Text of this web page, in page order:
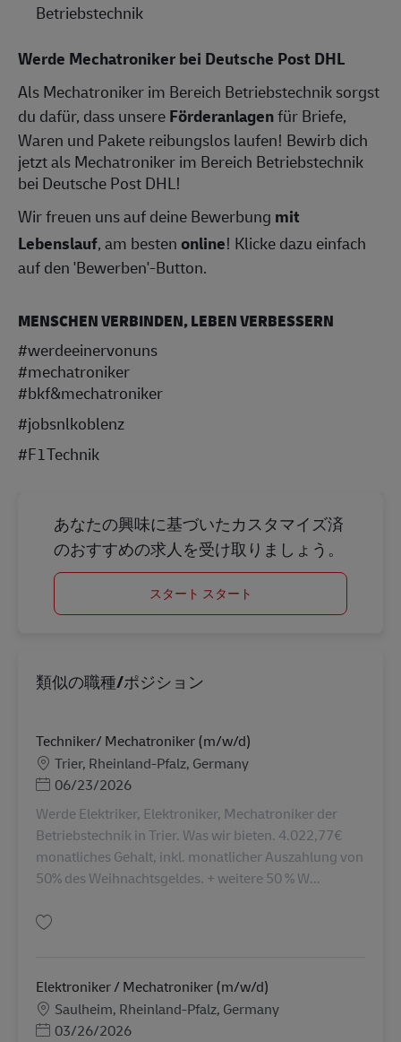
Betriebstechnik
Werde Mechatroniker bei Deutsche Post DHL
Als Mechatroniker im Bereich Betriebstechnik sorgst
du dafür, dass unsereFörderanlagenfür Briefe,
Waren und Pakete reibungslos laufen! Bewirb dich
jetzt als Mechatroniker im Bereich Betriebstechnik
bei Deutsche Post DHL!
Wir freuen uns auf deine Bewerbung mit
Lebenslauf, am bestenonline! Klicke dazu einfach
auf den 'Bewerben'-Button.
MENSCHEN VERBINDEN, LEBEN VERBESSERN
#werdeeinervonuns
#mechatroniker
#bkf&mechatroniker
#jobsnlkoblenz
#F1Technik
あなたの興味に基づいたカスタマイズ済
のおすすめの求人を受け取りましょう。
スタート スタート
類似の職種/ポジション
Techniker/ Mechatroniker (m/w/d)
勤務地
Trier, Rheinland-Pfalz, Germany
Posted Date
06/23/2026
Werde Elektriker, Elektroniker, Mechatroniker der
Betriebstechnik in Trier. Was wir bieten. 4.022,77€
monatliches Gehalt, inkl. monatlicher Auszahlung von
50% des Weihnachtsgeldes. + weitere 50 % W...
Elektroniker / Mechatroniker (m/w/d)
勤務地Saulheim, Rheinland-Pfalz, Germany
Posted Date
03/26/2026